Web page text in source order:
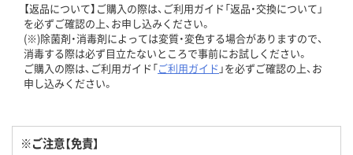
【返品について】ご購入の際は、ご利用ガイド「返品・交換について」
を必ずご確認の上、お申し込みください。
(※)除菌剤・消毒剤によっては変質・変色する場合がありますので、
消毒する際は必ず目立たないところで事前にお試しください。
ご購入の際は、ご利用ガイド「ご利用ガイド 」を必ずご確認の上、お
申し込みください。
※ご注意【免責】